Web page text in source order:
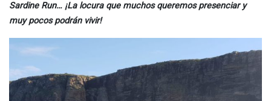
Sardine Run… ¡La locura que muchos queremos presenciar y
muy pocos podrán vivir!